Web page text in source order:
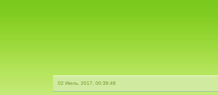
02 Июль, 2017, 00:38:48